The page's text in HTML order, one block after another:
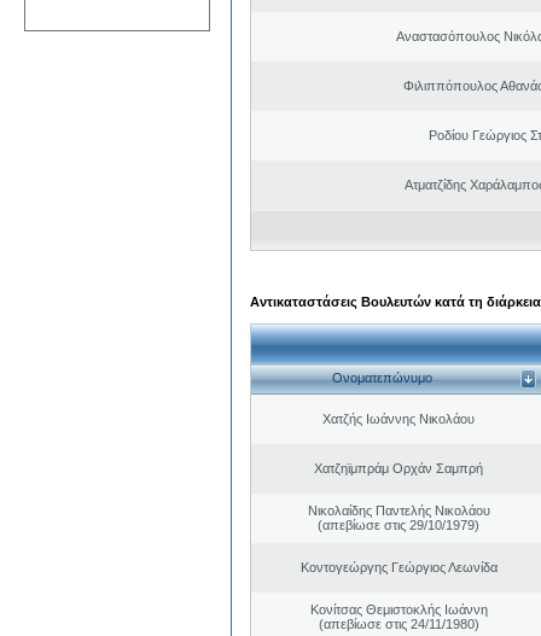
Αναστασόπουλος
Φιλιππόπουλος
Ροδίου Γεώργιος
Ατματζίδης
Αντικαταστάσεις Βουλευτών κατά τη
Ονοματεπώνυμο
Χατζής Ιωάννης Νικολάου
Χατζηϊμπράμ Ορχάν Σαμπρή
Νικολαίδης Παντελής Νικολάου
(απεβίωσε στις 29/10/1979)
Κοντογεώργης Γεώργιος Λεωνίδα
Κονίτσας Θεμιστοκλής Ιωάννη
(απεβίωσε στις 24/11/1980)